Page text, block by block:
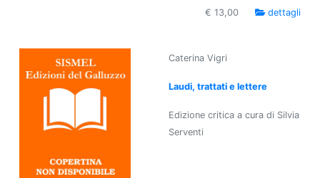
€ 13,00 dettagli
Caterina Vigri
Laudi, trattati e lettere
Edizione critica a cura di Silvia
Serventi